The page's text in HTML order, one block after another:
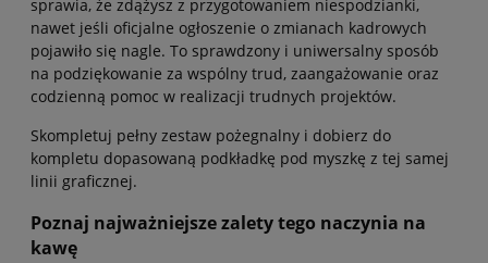
sprawia, że zdążysz z przygotowaniem niespodzianki,
nawet jeśli oficjalne ogłoszenie o zmianach kadrowych
pojawiło się nagle. To sprawdzony i uniwersalny sposób
na podziękowanie za wspólny trud, zaangażowanie oraz
codzienną pomoc w realizacji trudnych projektów.
Skompletuj pełny zestaw pożegnalny i dobierz do
kompletu dopasowaną podkładkę pod myszkę z tej samej
linii graficznej.
Poznaj najważniejsze zalety tego naczynia na
kawę